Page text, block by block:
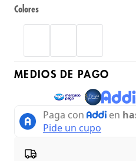
Colores
MEDIOS DE PAGO